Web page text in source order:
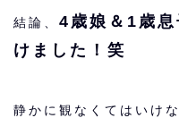
結論、 4歳娘＆1歳
けました！笑
静かに観なくてはいけ